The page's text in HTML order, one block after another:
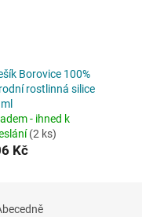
Borovice 100%
rostlinná silice
- ihned k
(2 ks)
Kč